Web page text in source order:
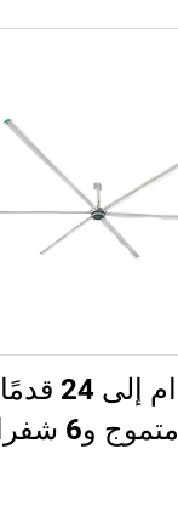
8 أقدام
و6 شفرات